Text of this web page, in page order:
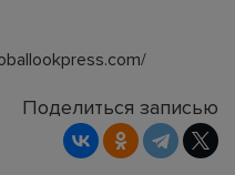
Поделиться записью